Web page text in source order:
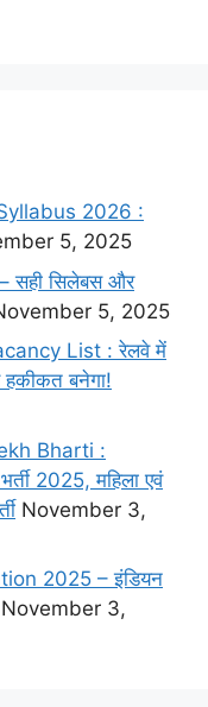
2026 :
5, 2025
सही सिलेबस और
5, 2025
List : रेलवे में
बनेगा!
Bharti :
2025, महिला एवं
November 3,
2025 – इंडियन
November 3,